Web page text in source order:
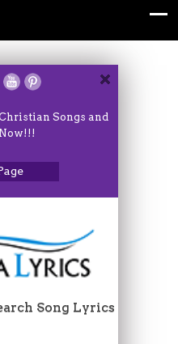
Songs and
Song Lyrics